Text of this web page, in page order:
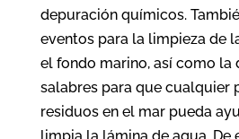
depuración químicos.
eventos para la limpieza de
el fondo marino, así como la
salabres para que cualquier
residuos en el mar pueda
limpia la lámina de agua. De